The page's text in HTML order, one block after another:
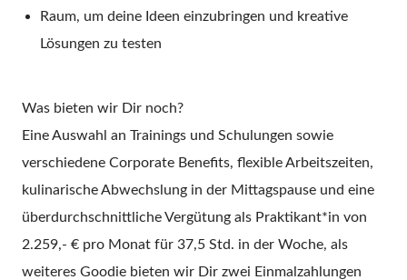
Raum, um deine Ideen einzubringen und kreative
Lösungen zu testen
Was bieten wir Dir noch?
Eine Auswahl an Trainings und Schulungen sowie
verschiedene Corporate Benefits, flexible Arbeitszeiten,
kulinarische Abwechslung in der Mittagspause und eine
überdurchschnittliche Vergütung als Praktikant*in von
2.259,- € pro Monat für 37,5 Std. in der Woche, als
weiteres Goodie bieten wir Dir zwei Einmalzahlungen